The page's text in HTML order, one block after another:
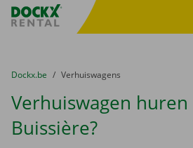
Fratello DEMO
U bevindt zich hier:
van
Dockx.be naar
Verhuiswagens
Verhuiswagen huren
Buissière?